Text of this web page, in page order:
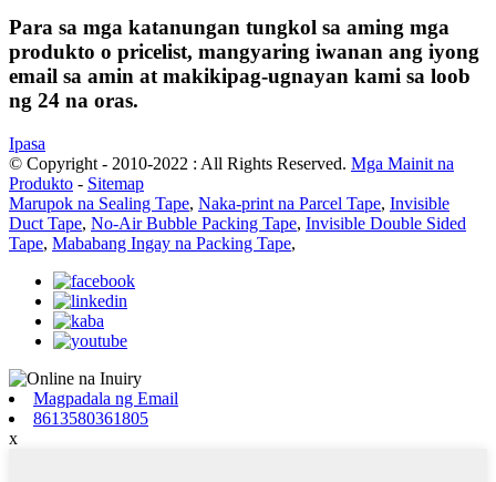
Para sa mga katanungan tungkol sa aming mga
produkto o pricelist, mangyaring iwanan ang iyong
email sa amin at makikipag-ugnayan kami sa loob
ng 24 na oras.
Ipasa
© Copyright - 2010-2022 : All Rights Reserved. Mga Mainit na
Produkto - Sitemap
Marupok na Sealing Tape, Naka-print na Parcel Tape, Invisible
Duct Tape, No-Air Bubble Packing Tape, Invisible Double Sided
Tape, Mababang Ingay na Packing Tape,
Magpadala ng Email
8613580361805
x